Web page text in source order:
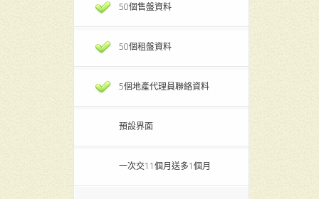
50個售盤資料
50個租盤資料
5個地產代理員聯絡資料
預設界面
一次交11個月送多1個月